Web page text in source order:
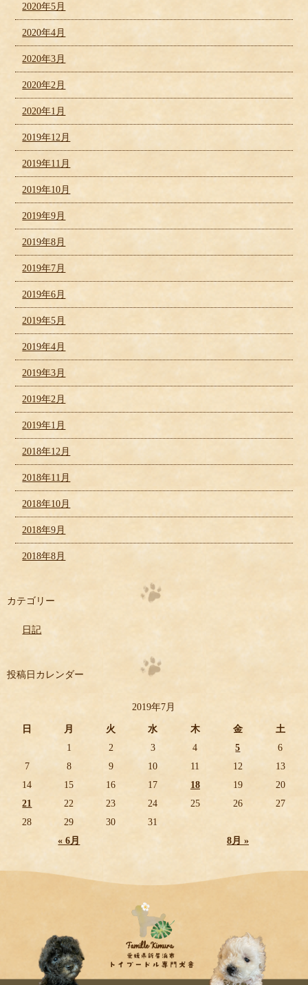
2020年5月
2020年4月
2020年3月
2020年2月
2020年1月
2019年12月
2019年11月
2019年10月
2019年9月
2019年8月
2019年7月
2019年6月
2019年5月
2019年4月
2019年3月
2019年2月
2019年1月
2018年12月
2018年11月
2018年10月
2018年9月
2018年8月
カテゴリー
日記
投稿日カレンダー
2019年7月
日 月 火 水 木 金 土
« 6月 8月 »
1 2 3 4 5
6
7
8 9 10 11 12
13
14
15 16 17 18 19
20
21
22 23 24 25 26
27
28
29 30 31